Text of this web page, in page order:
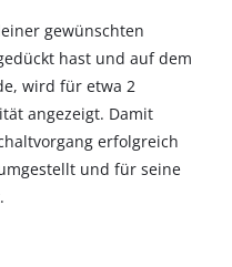
gewünschten
hast und auf dem
wird für etwa 2
angezeigt. Damit
erfolgreich
und für seine